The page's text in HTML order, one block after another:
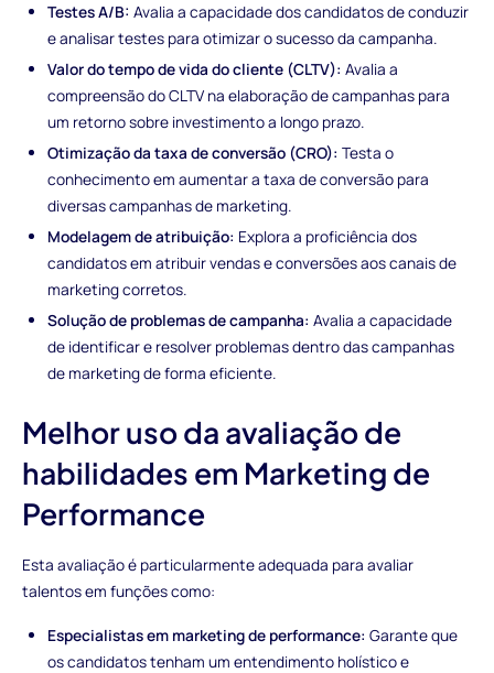
Testes A/B: Avalia a capacidade dos candidatos de conduzir
e analisar testes para otimizar o sucesso da campanha.
Valor do tempo de vida do cliente (CLTV): Avalia a
compreensão do CLTV na elaboração de campanhas para
um retorno sobre investimento a longo prazo.
Otimização da taxa de conversão (CRO): Testa o
conhecimento em aumentar a taxa de conversão para
diversas campanhas de marketing.
Modelagem de atribuição: Explora a proficiência dos
candidatos em atribuir vendas e conversões aos canais de
marketing corretos.
Solução de problemas de campanha: Avalia a capacidade
de identificar e resolver problemas dentro das campanhas
de marketing de forma eficiente.
Melhor uso da avaliação de
habilidades em Marketing de
Performance
Esta avaliação é particularmente adequada para avaliar
talentos em funções como:
Especialistas em marketing de performance: Garante que
os candidatos tenham um entendimento holístico e